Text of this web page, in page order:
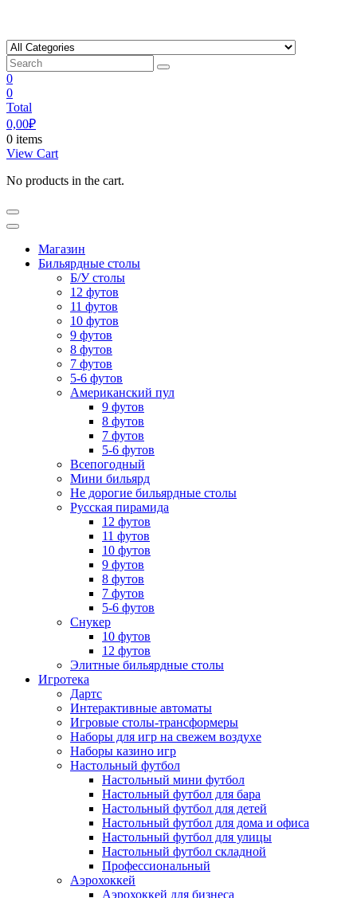
content
0
0
Total
0,00₽
0 items
View Cart
No products in the cart.
Магазин
Бильярдные столы
Б/У столы
12 футов
11 футов
10 футов
9 футов
8 футов
7 футов
5-6 футов
Американский пул
9 футов
8 футов
7 футов
5-6 футов
Всепогодный
Мини бильярд
Не дорогие бильярдные столы
Русская пирамида
12 футов
11 футов
10 футов
9 футов
8 футов
7 футов
5-6 футов
Снукер
10 футов
12 футов
Элитные бильярдные столы
Игротека
Дартс
Интерактивные автоматы
Игровые столы-трансформеры
Наборы для игр на свежем воздухе
Наборы казино игр
Настольный футбол
Настольный мини футбол
Настольный футбол для бара
Настольный футбол для детей
Настольный футбол для дома и офиса
Настольный футбол для улицы
Настольный футбол складной
Профессиональный
Аэрохоккей
Аэрохоккей для бизнеса